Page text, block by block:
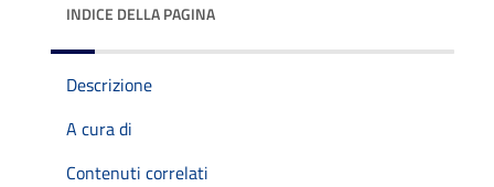
INDICE DELLA PAGINA
Descrizione
A cura di
Contenuti correlati